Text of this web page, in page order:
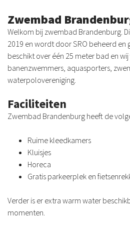
Zwembad
Welkom bij zwembad Brandenburg.
2019 en wordt door SRO beheerd en
beschikt over één 25 meter bad en
banenzwemmers, aquasporters,
waterpolovereniging.
Faciliteiten
Zwembad Brandenburg heeft de
Ruime kleedkamers
Kluisjes
Horeca
Gratis parkeerplek en
Verder is er extra warm water
momenten.